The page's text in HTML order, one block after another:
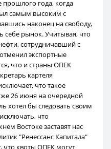
прошлого года, когда
самым высоким с
наконец на свободу,
себе рынок. Учитывая, что
сотрудничавший с
экспортные
что и страны ОПЕК
картеля
что такое
26 июня на очередной
хотел бы следовать своим
что
Востоке заставят нас
"Ренессанс Капитала"
что квоты ОПЕК могут